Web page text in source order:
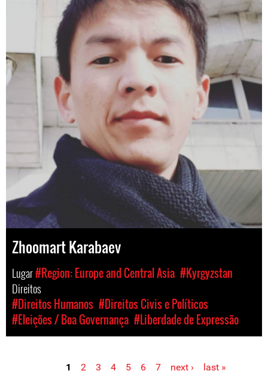
Zhoomart Karabaev
Lugar#Region: Europe and Central Asia #Kyrgyzstan
Direitos
#Direitos Humanos #Direitos Civis e Políticos
#Eleições / Boa Governança #Liberdade de Expressão
1 2 3 4 5 6 7 next › last »